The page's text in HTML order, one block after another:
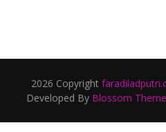
2026 Copyright
Developed By Blossom